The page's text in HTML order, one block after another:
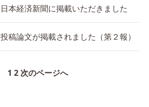
日本経済新聞に掲載いただきました
投稿論文が掲載されました（第２報）
1 2 次のページへ